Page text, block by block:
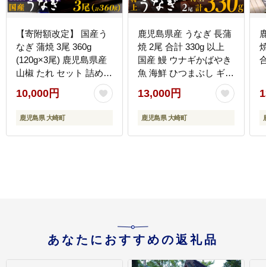
【寄附額改定】 国産う
なぎ 蒲焼 3尾 360g
(120g×3尾) 鹿児島県産
山椒 たれ セット 詰め合
わせ おおさき町鰻加工
組合 ウナギ 鰻 大隅半島
大崎町
10,000円
鹿児島県 大崎町
鹿児島県産 うなぎ 長蒲
焼 2尾 合計 330g 以上
国産 鰻 ウナギかばやき
魚 海鮮 ひつまぶし ギフ
ト 人気 おすすめ 大崎町
大隅半島
13,000円
鹿児島県 大崎町
あなたにおすすめの返礼品